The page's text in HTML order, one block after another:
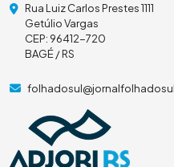
Rua Luiz Carlos Prestes 1111
Getúlio Vargas
CEP: 96412-720
BAGÉ / RS